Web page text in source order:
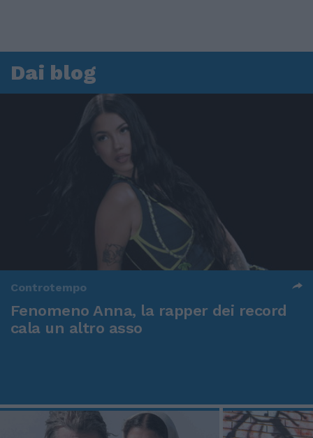
Dai blog
Controtempo
Fenomeno Anna, la rapper dei record
cala un altro asso